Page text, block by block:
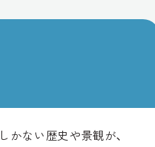
かない歴史や景観が、